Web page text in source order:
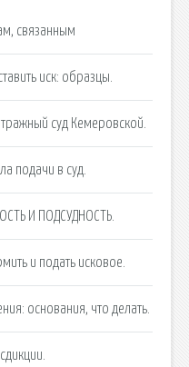
связанным
иск: образцы.
суд Кемеровской.
подачи в суд.
И ПОДСУДНОСТЬ.
и подать исковое.
основания, что делать.